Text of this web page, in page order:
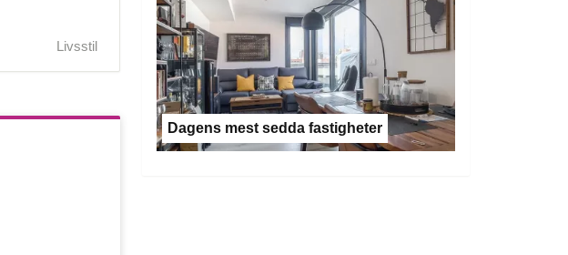
Livsstil
Dagens mest sedda fastigheter